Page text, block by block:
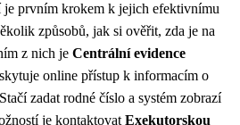
je prvním krokem k jejich efektivnímu
způsobů, jak si ověřit, zda je na
z nich je Centrální evidence
online přístup k informacím o
zadat rodné číslo a systém zobrazí
je kontaktovat Exekutorskou